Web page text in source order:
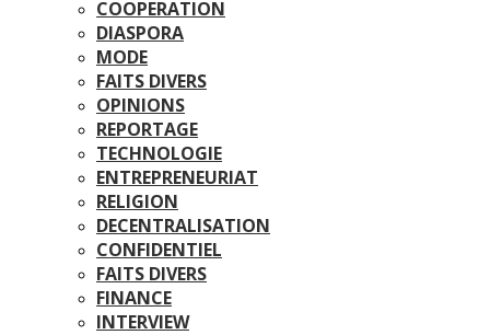
COOPERATION
DIASPORA
MODE
FAITS DIVERS
OPINIONS
REPORTAGE
TECHNOLOGIE
ENTREPRENEURIAT
RELIGION
DECENTRALISATION
CONFIDENTIEL
FAITS DIVERS
FINANCE
INTERVIEW